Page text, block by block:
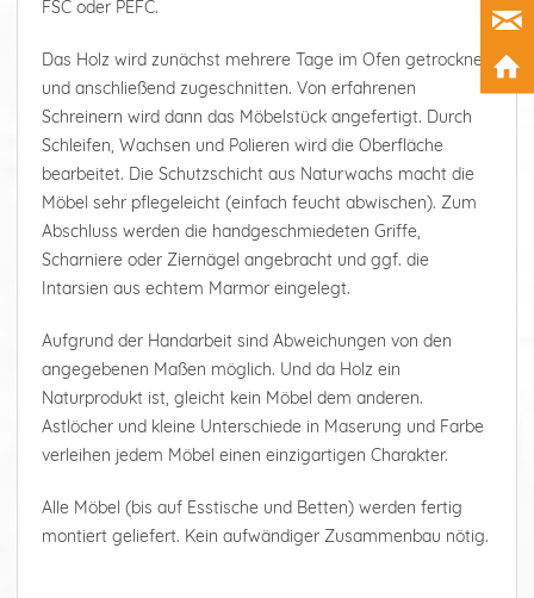
FSC oder PEFC.
Das Holz wird zunächst mehrere Tage im Ofen getrocknet
und anschließend zugeschnitten. Von erfahrenen
Schreinern wird dann das Möbelstück angefertigt. Durch
Schleifen, Wachsen und Polieren wird die Oberfläche
bearbeitet. Die Schutzschicht aus Naturwachs macht die
Möbel sehr pflegeleicht (einfach feucht abwischen). Zum
Abschluss werden die handgeschmiedeten Griffe,
Scharniere oder Ziernägel angebracht und ggf. die
Intarsien aus echtem Marmor eingelegt.
Aufgrund der Handarbeit sind Abweichungen von den
angegebenen Maßen möglich. Und da Holz ein
Naturprodukt ist, gleicht kein Möbel dem anderen.
Astlöcher und kleine Unterschiede in Maserung und Farbe
verleihen jedem Möbel einen einzigartigen Charakter.
Alle Möbel (bis auf Esstische und Betten) werden fertig
montiert geliefert. Kein aufwändiger Zusammenbau nötig.